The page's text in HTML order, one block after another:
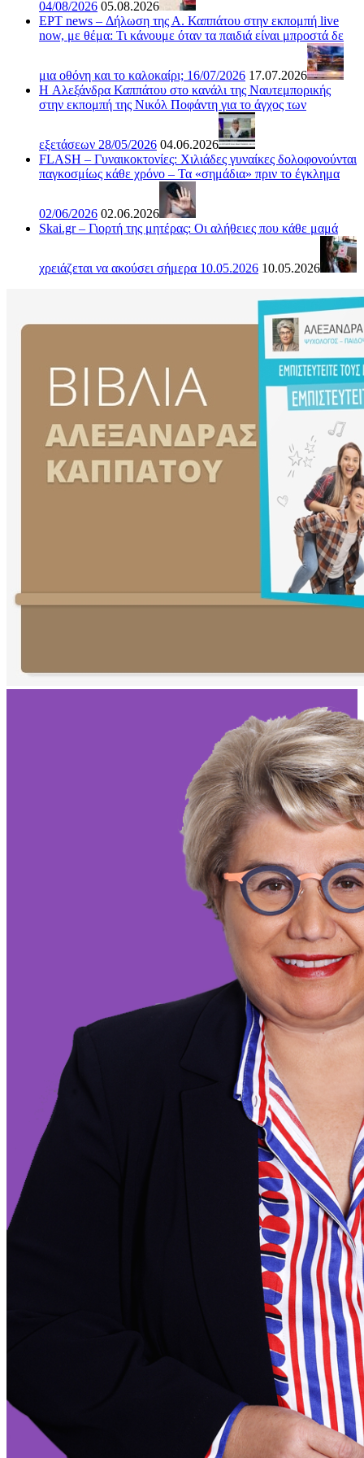
04/08/2026 05.08.2026
ΕΡΤ news – Δήλωση της Α. Καππάτου στην εκπομπή live
now, με θέμα: Τι κάνουμε όταν τα παιδιά είναι μπροστά δε
μια οθόνη και το καλοκαίρι; 16/07/2026 17.07.2026
H Αλεξάνδρα Καππάτου στο κανάλι της Ναυτεμπορικής
στην εκπομπή της Νικόλ Ποφάντη για το άγχος των
εξετάσεων 28/05/2026 04.06.2026
FLASH – Γυναικοκτονίες: Χιλιάδες γυναίκες δολοφονούνται
παγκοσμίως κάθε χρόνο – Τα «σημάδια» πριν το έγκλημα
02/06/2026 02.06.2026
Skai.gr – Γιορτή της μητέρας: Οι αλήθειες που κάθε μαμά
χρειάζεται να ακούσει σήμερα 10.05.2026 10.05.2026